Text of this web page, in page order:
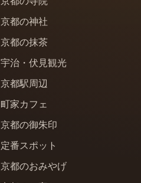
京都の神社
京都の抹茶
宇治・伏見観光
京都駅周辺
町家カフェ
京都の御朱印
定番スポット
京都のおみやげ